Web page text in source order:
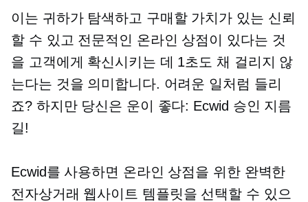
이는 귀하가 탐색하고 구매할 가치가 있는 신뢰
할 수 있고 전문적인 온라인 상점이 있다는 것
을 고객에게 확신시키는 데 1초도 채 걸리지 않
는다는 것을 의미합니다. 어려운 일처럼 들리
죠? 하지만 당신은 운이 좋다: Ecwid 승인 지름
길!
Ecwid를 사용하면 온라인 상점을 위한 완벽한
전자상거래 웹사이트 템플릿을 선택할 수 있으